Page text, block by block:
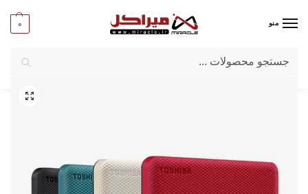
منو 0
میراکل/کامپیوتر/قطعات جانبی